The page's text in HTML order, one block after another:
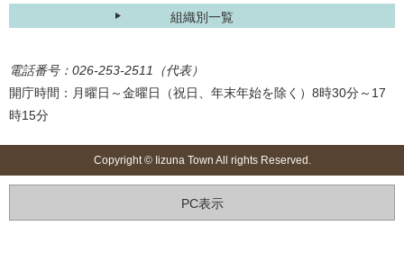
組織別一覧
電話番号：026-253-2511（代表）
開庁時間：月曜日～金曜日（祝日、年末年始を除く）8時30分～17
時15分
Copyright © Iizuna Town All rights Reserved.
PC表示